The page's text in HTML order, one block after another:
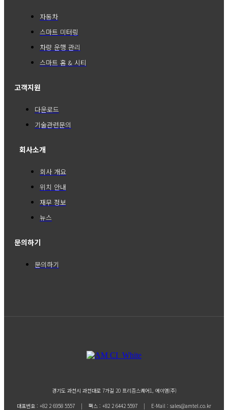
자동차
스마트 미터링
차량 운행 관리
스마트 홈 & 시티
고객지원
다운로드
기술관련문의
회사소개
회사 개요
위치 안내
재무 정보
뉴스
문의하기
문의하기
경기도 과천시 과천대로 7가길 20 프리즘스퀘어1, 에이엠(주)
대표번호 : +82 2 6958 5557 | 팩스 : +82 2 6442 5597 | E-Mail : sales@amtel.co.kr